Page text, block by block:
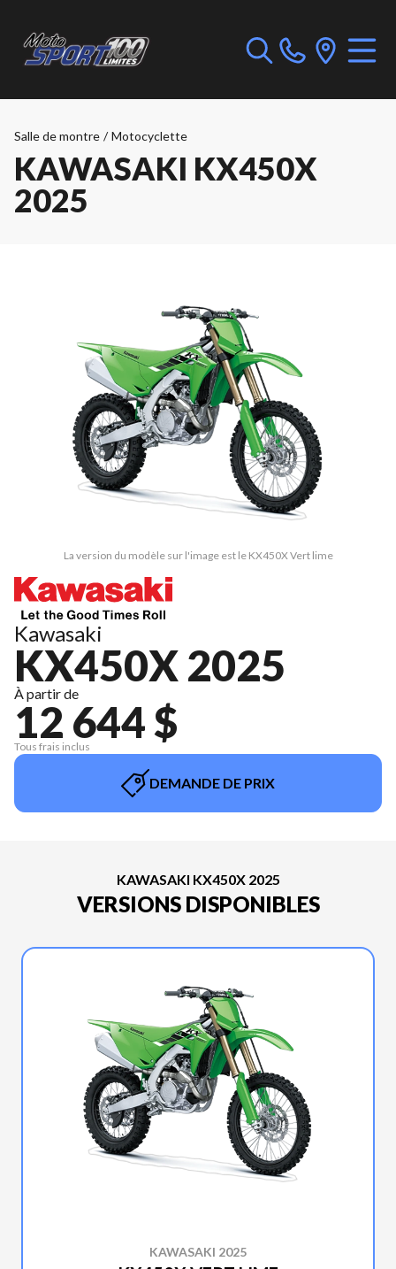
Salle de montre / Motocyclette
KAWASAKI KX450X
2025
La version du modèle sur l'image est le KX450X Vert lime
Kawasaki
KX450X 2025
À partir de
12 644 $
Tous frais inclus
DEMANDE DE PRIX
KAWASAKI KX450X 2025
VERSIONS DISPONIBLES
KAWASAKI 2025